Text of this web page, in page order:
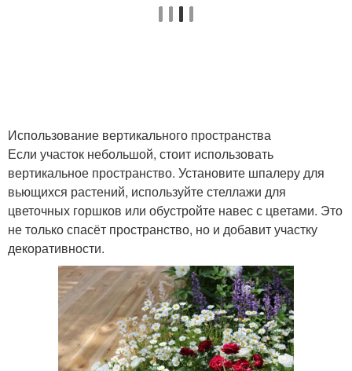
Использование вертикального пространства
Если участок небольшой, стоит использовать
вертикальное пространство. Установите шпалеру для
вьющихся растений, используйте стеллажи для
цветочных горшков или обустройте навес с цветами. Это
не только спасёт пространство, но и добавит участку
декоративности.